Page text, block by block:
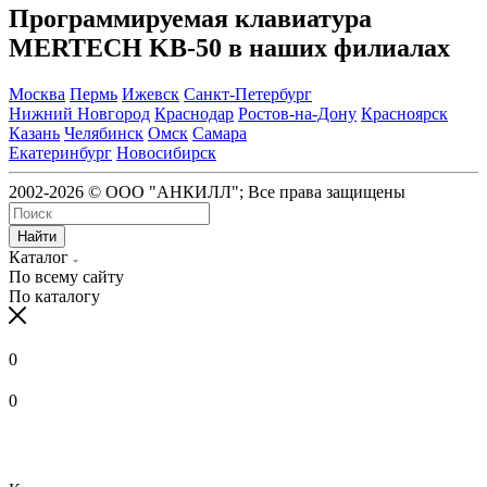
Программируемая клавиатура
MERTECH KB-50 в наших филиалах
Москва Пермь Ижевск Санкт-Петербург
Нижний Новгород Краснодар Ростов-на-Дону Красноярск
Казань Челябинск Омск Самара
Екатеринбург Новосибирск
2002-2026 © ООО "АНКИЛЛ"; Все права защищены
Найти
Каталог
По всему сайту
По каталогу
0
0